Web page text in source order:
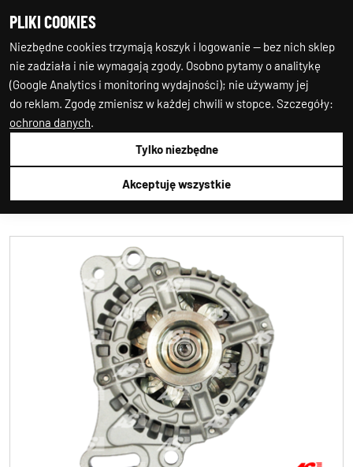
PLIKI COOKIES
Niezbędne cookies trzymają koszyk i logowanie — bez nich sklep
nie zadziała i nie wymagają zgody. Osobno pytamy o analitykę
(Google Analytics i monitoring wydajności); nie używamy jej
do reklam. Zgodę zmienisz w każdej chwili w stopce. Szczegóły:
ochrona danych.
Tylko niezbędne
Akceptuję wszystkie
1.ALTERNATOR
AS-PL
A0056